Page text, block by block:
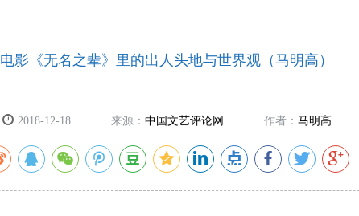
电影《无名之辈》里的出人头地与世界观（马明高）
2018-12-18 来源： 中国文艺评论网 作者： 马明高